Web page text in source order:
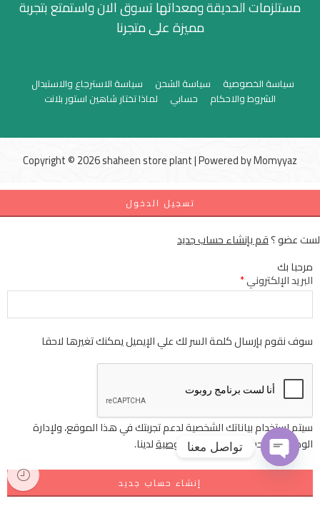
مستلزمات الحديقة ومعداتها تسوق الان واستمتع بتجربة
مميزة على متجرنا
سياسة الخصوصية سياسة الشحن
سياسة الاسترجاع والاستبدال
الشروط والاحكام
حسابي لماذا تختار شاهين استور بلانت
Copyright © 2026 shaheen store plant | Powered byMomyyaz
تسجيل الدخول
لست عضو ؟قم بإنشاء حساب جديد
مرحبا بك
البريد الإلكتروني*
سوف نقوم بإرسال كلمة السر لك علي الإيميل يمكنك تغيرها لاحقا
سيتم استخدام بياناتك الشخصية لدعم تجربتك في هذا الموقع، ولإدارة
الوصول إلى حسابكسياسة الخصوصيةلدينا.
إنشاء حساب جديد
تواصل معنا
CHATY